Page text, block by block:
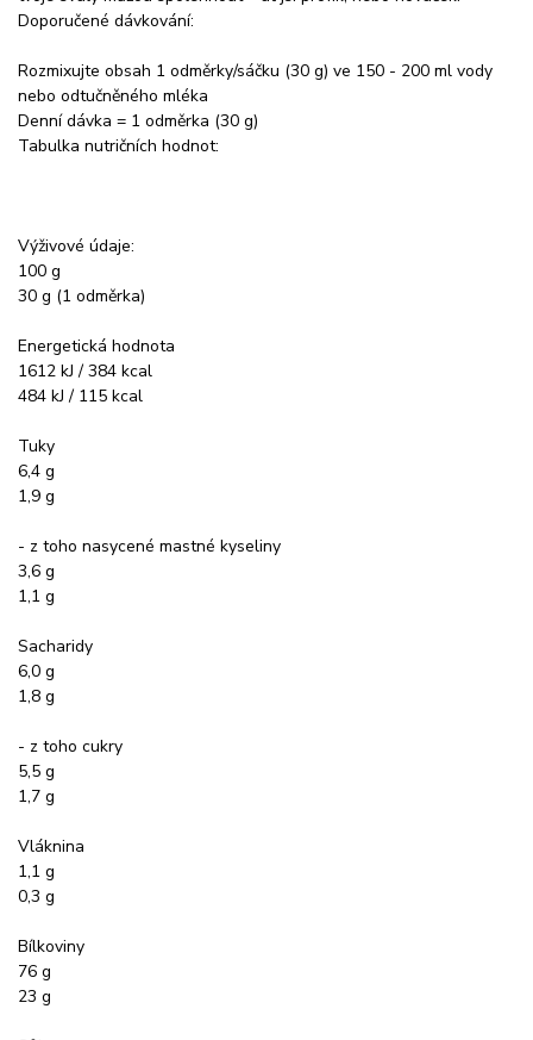
Doporučené dávkování:
Rozmixujte obsah 1 odměrky/sáčku (30 g) ve 150 - 200 ml vody
nebo odtučněného mléka
Denní dávka = 1 odměrka (30 g)
Tabulka nutričních hodnot:
Výživové údaje:
100 g
30 g (1 odměrka)
Energetická hodnota
1612 kJ / 384 kcal
484 kJ / 115 kcal
Tuky
6,4 g
1,9 g
- z toho nasycené mastné kyseliny
3,6 g
1,1 g
Sacharidy
6,0 g
1,8 g
- z toho cukry
5,5 g
1,7 g
Vláknina
1,1 g
0,3 g
Bílkoviny
76 g
23 g